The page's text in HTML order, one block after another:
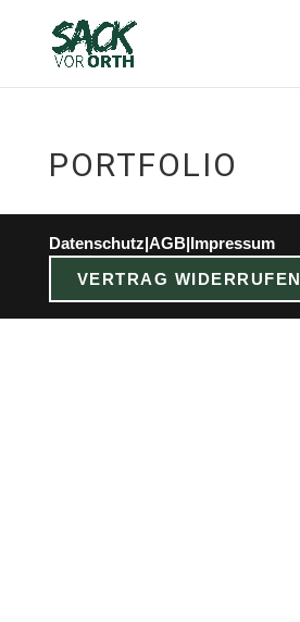
PORTFOLIO
Datenschutz|AGB|Impressum
VERTRAG WIDERRUFEN